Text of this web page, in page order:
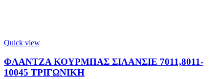
Quick view
ΦΛΑΝΤΖΑ ΚΟΥΡΜΠΑΣ ΣΙΛΑΝΣΙΕ 7011,8011-
10045 ΤΡΙΓΩΝΙΚΗ